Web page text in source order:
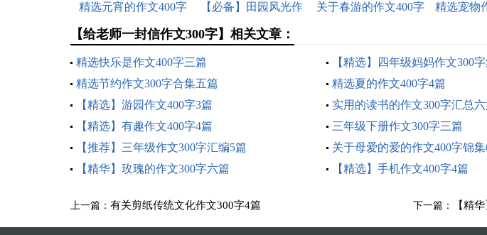
精选元宵的作文400字
【必备】田园风光作
关于春游的作文400字
精选宠物
【给老师一封信作文300字】相关文章：
精选快乐是作文400字三篇
【精选】四年级妈妈作文300
精选节约作文300字合集五篇
精选夏的作文400字4篇
【精选】游园作文400字3篇
实用的读书的作文300字汇总
【精选】有趣作文400字4篇
三年级下册作文300字三篇
【推荐】三年级作文300字汇编5篇
关于母爱的爱的作文400字锦集
【精华】玫瑰的作文300字六篇
【精选】手机作文400字4篇
上一篇： 有关剪纸传统文化作文300字4篇 下一篇： 【精